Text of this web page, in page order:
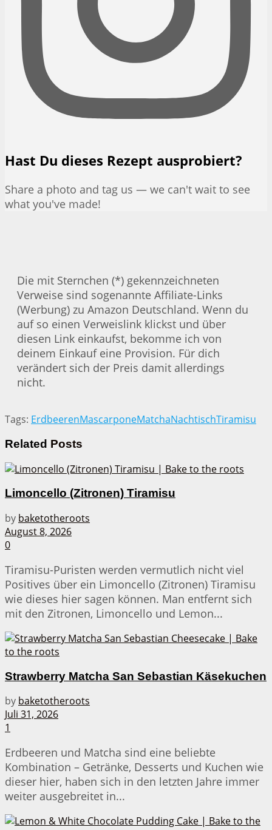
Hast Du dieses Rezept ausprobiert?
Share a photo and tag us — we can't wait to see
what you've made!
Die mit Sternchen (*) gekennzeichneten
Verweise sind sogenannte Affiliate-Links
(Werbung) zu Amazon Deutschland. Wenn du
auf so einen Verweislink klickst und über
diesen Link einkaufst, bekomme ich von
deinem Einkauf eine Provision. Für dich
verändert sich der Preis damit allerdings
nicht.
Tags: ErdbeerenMascarponeMatchaNachtischTiramisu
Related Posts
Limoncello (Zitronen) Tiramisu
by baketotheroots
August 8, 2026
0
Tiramisu-Puristen werden vermutlich nicht viel
Positives über ein Limoncello (Zitronen) Tiramisu
wie dieses hier sagen können. Man entfernt sich
mit den Zitronen, Limoncello und Lemon...
Strawberry Matcha San Sebastian Käsekuchen
by baketotheroots
Juli 31, 2026
1
Erdbeeren und Matcha sind eine beliebte
Kombination – Getränke, Desserts und Kuchen wie
dieser hier, haben sich in den letzten Jahre immer
weiter ausgebreitet in...